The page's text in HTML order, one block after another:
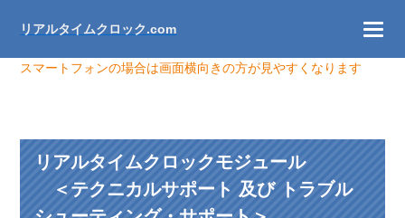
リアルタイムクロック.com
スマートフォンの場合は画面横向きの方が見やすくなります
リアルタイムクロックモジュール
＜テクニカルサポート 及び トラブル